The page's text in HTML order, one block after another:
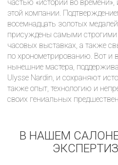
частью «истории во времени»,
этой компании.
восемнадцать золотых
присуждены самыми
часовых выставках, а также
по хронометрированию. Вот и
нынешние мастера,
Ulysse Nardin, и сохраняют
также опыт, технологию и
своих гениальных
В НАШЕМ